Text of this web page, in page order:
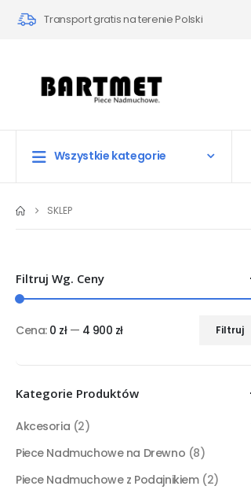
Transport gratis na terenie Polski
Wszystkie kategorie
SKLEP
Filtruj Wg. Ceny
min
max
Filtruj
Cena: 0 zł— 4 900 zł
Kategorie Produktów
Akcesoria (2)
Piece Nadmuchowe na Drewno (8)
Piece Nadmuchowe z Podajnikiem (2)